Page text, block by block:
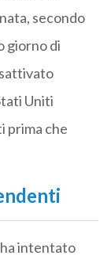
secondo
giorno di
Uniti
prima che
intentato